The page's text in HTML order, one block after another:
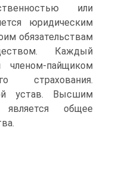
или
юридическим
обязательствам
Каждый
членом-пайщиком
страхования.
устав. Высшим
является общее